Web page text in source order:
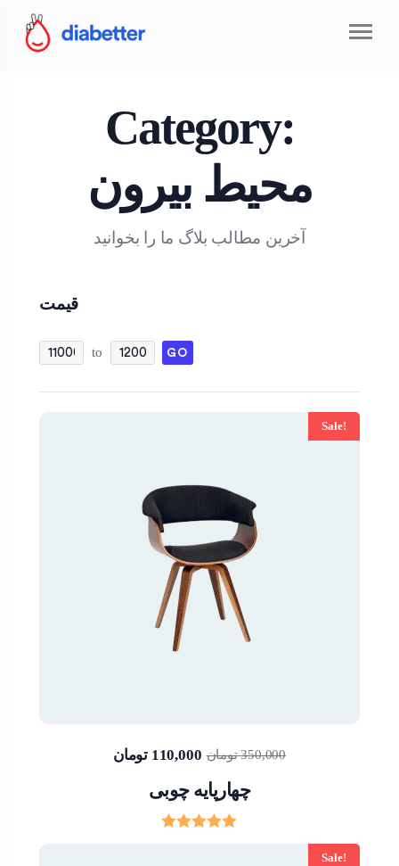
Category:
محیط بیرون
آخرین مطالب بلاگ ما را بخوانید
قیمت
FILTER
Sale!
چهارپایه چوبی
350,000 تومان 110,000 تومان
Sale!